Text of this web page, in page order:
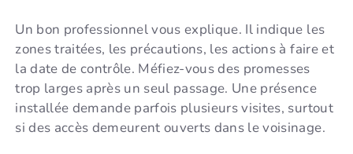
Un bon professionnel vous explique. Il indique les
zones traitées, les précautions, les actions à faire et
la date de contrôle. Méfiez-vous des promesses
trop larges après un seul passage. Une présence
installée demande parfois plusieurs visites, surtout
si des accès demeurent ouverts dans le voisinage.